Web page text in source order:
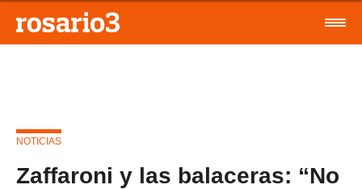
NOTICIAS
Zaffaroni y las balaceras: “No